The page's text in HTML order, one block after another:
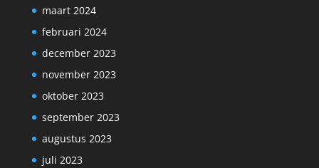
maart 2024
februari 2024
december 2023
november 2023
oktober 2023
september 2023
augustus 2023
juli 2023